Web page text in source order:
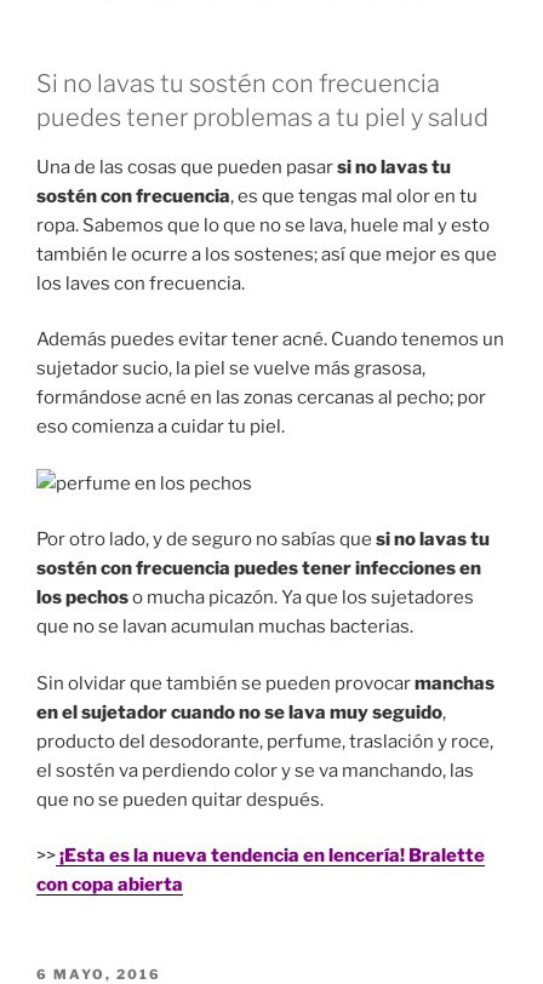
Si no lavas tu sostén con frecuencia
puedes tener problemas a tu piel y salud
Una de las cosas que pueden pasarsi no lavas tu
sostén con frecuencia, es que tengas mal olor en tu
ropa. Sabemos que lo que no se lava, huele mal y esto
también le ocurre a los sostenes; así que mejor es que
los laves con frecuencia.
Además puedes evitar tener acné. Cuando tenemos un
sujetador sucio, la piel se vuelve más grasosa,
formándose acné en las zonas cercanas al pecho; por
eso comienza a cuidar tu piel.
Por otro lado, y de seguro no sabías que si no lavas tu
sostén con frecuencia puedes tener infecciones en
los pechoso mucha picazón. Ya que los sujetadores
que no se lavan acumulan muchas bacterias.
Sin olvidar que también se pueden provocarmanchas
en el sujetador cuando no se lava muy seguido,
producto del desodorante, perfume, traslación y roce,
el sostén va perdiendo color y se va manchando, las
que no se pueden quitar después.
>>¡Esta es la nueva tendencia en lencería! Bralette
con copa abierta
PUBLICADO
6 MAYO, 2016